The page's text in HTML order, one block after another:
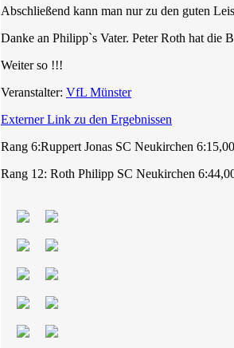
Abschließend kann man nur zu den guten
Danke an Philipp`s Vater. Peter Roth hat die
Weiter so !!!
Veranstalter: VfL Münster
Externer Link zu den Ergebnissen
Rang 6:Ruppert Jonas SC Neukirchen
Rang 12: Roth Philipp SC Neukirchen